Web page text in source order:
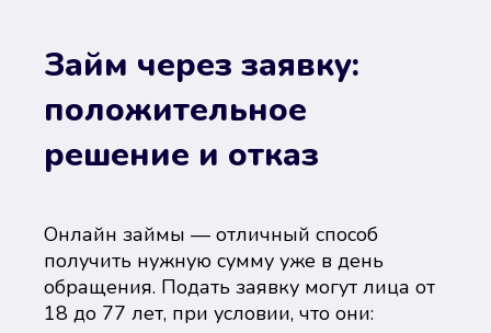
Займ через заявку:
положительное
решение и отказ
Онлайн займы — отличный способ
получить нужную сумму уже в день
обращения. Подать заявку могут лица от
18 до 77 лет, при условии, что они: